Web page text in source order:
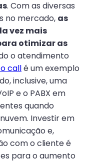
. Com as diversas
no mercado, as
vez mais
otimizar as
o atendimento
callé um exemplo
inclusive, uma
e o PABX em
quando
Investir em
e,
com o cliente é
para o aumento